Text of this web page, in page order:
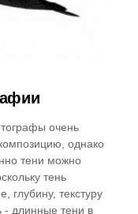
очень
однако
тени можно
тень
глубину, текстуру
- длинные тени в